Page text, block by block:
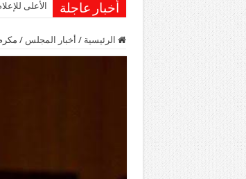
أخبار عاجلة الأعلى
الرئيسية / أخبار المجلس /